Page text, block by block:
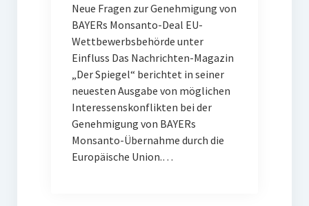
Neue Fragen zur Genehmigung von
BAYERs Monsanto-Deal EU-
Wettbewerbsbehörde unter
Einfluss Das Nachrichten-Magazin
„Der Spiegel“ berichtet in seiner
neuesten Ausgabe von möglichen
Interessenskonflikten bei der
Genehmigung von BAYERs
Monsanto-Übernahme durch die
Europäische Union.…